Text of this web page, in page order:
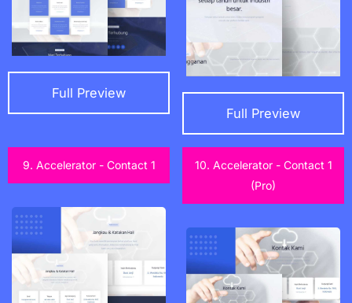
Full Preview
Full Preview
9. Accelerator - Contact 1
10. Accelerator - Contact 1
(Pro)